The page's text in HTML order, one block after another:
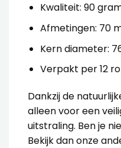
Kwaliteit: 90
Afmetingen: 70
Kern diameter:
Verpakt per 12
Dankzij de
alleen voor een
uitstraling. Ben je
Bekijk dan onze